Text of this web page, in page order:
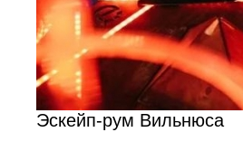
Эскейп-рум Вильнюса